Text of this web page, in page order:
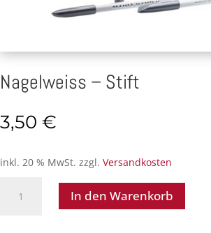
Nagelweiss – Stift
3,50 €
inkl. 20 % MwSt. zzgl. Versandkosten
In den Warenkorb